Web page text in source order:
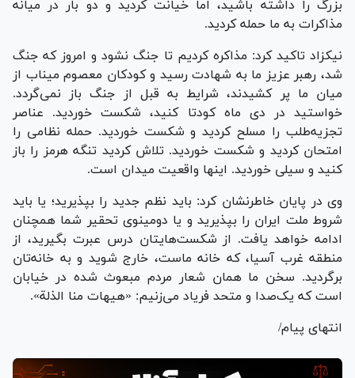
بزرگ را داشته باشید، اما خیانت کردید و دو بار در میانه
مذاکرات به ما حمله کردید.
نیکزاد تاکید کرد: مذاکره کردیم تا جنگ نشود و امروز که جنگ
شد، رهبر عزیز ما به شهادت رسید و کودکان معصوم میناب از
میان ما پر کشیدند، شرایط به قبل از جنگ باز نمی‌گردد.
خواستید در دی ماه کودتا کنید، شکست خوردید. عناصر
تجزیه‌طلب را مسلح کردید و شکست خوردید. حمله نظامی را
امتحان کردید و شکست خوردید. تلاش کردید تنگه هرمز را باز
کنید و سیلی خوردید. اینها واقعیت میدان است.
وی در پایان خاطرنشان کرد: باید نظم جدید را بپذیرید؛ یا باید
شروط ملت ایران را بپذیرید و یا دومینوی تحقیر شما همچنان
ادامه خواهد یافت. از شکست‌هایتان درس عبرت بگیرید، از
منطقه غرب آسیا، که خانه ماست، خارج شوید و به خانه‌تان
برگردید. سخن ما همان شعار مردم مبعوث شده در خیابان
است که یک‌صدا و متحد فریاد می‌زنیم: «هیهات منا الذلة».
انتهای پیام/